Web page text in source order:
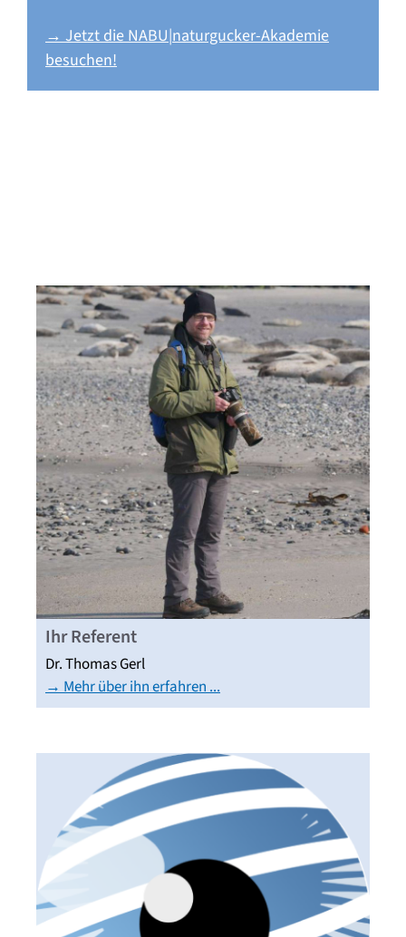
→ Jetzt die NABU|naturgucker-Akademie
besuchen!
Ihr Referent
Dr. Thomas Gerl
→ Mehr über ihn erfahren ...